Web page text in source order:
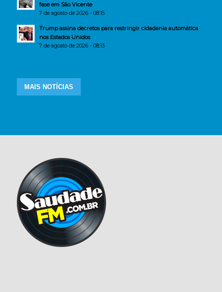
fase em São Vicente
7 de agosto de 2026 - 08:15
Trump assina decretos para restringir cidadania automática
nos Estados Unidos
7 de agosto de 2026 - 08:13
MAIS NOTÍCIAS